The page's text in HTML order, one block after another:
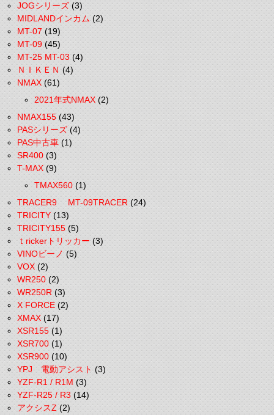
JOGシリーズ(3)
MIDLANDインカム(2)
MT-07(19)
MT-09(45)
MT-25 MT-03(4)
ＮＩＫＥＮ(4)
NMAX(61)
2021年式NMAX(2)
NMAX155(43)
PASシリーズ(4)
PAS中古車(1)
SR400(3)
T-MAX(9)
TMAX560(1)
TRACER9 MT-09TRACER(24)
TRICITY(13)
TRICITY155(5)
ｔrickerトリッカー(3)
VINOビーノ(5)
VOX(2)
WR250(2)
WR250R(3)
X FORCE(2)
XMAX(17)
XSR155(1)
XSR700(1)
XSR900(10)
YPJ 電動アシスト(3)
YZF-R1 / R1M(3)
YZF-R25 / R3(14)
アクシスZ(2)